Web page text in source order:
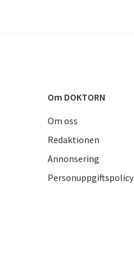
Om DOKTORN
Om oss
Redaktionen
Annonsering
Personuppgiftspolicy